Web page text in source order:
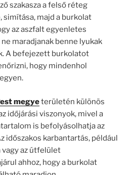
szakasza a felső réteg
majd a burkolat
az aszfalt egyenletes
maradjanak benne lyukak
A befejezett burkolatot
hogy mindenhol
megyeterületén különös
időjárási viszonyok, mivel a
is befolyásolhatja az
időszakos karbantartás, például
vagy az útfelület
ahhoz, hogy a burkolat